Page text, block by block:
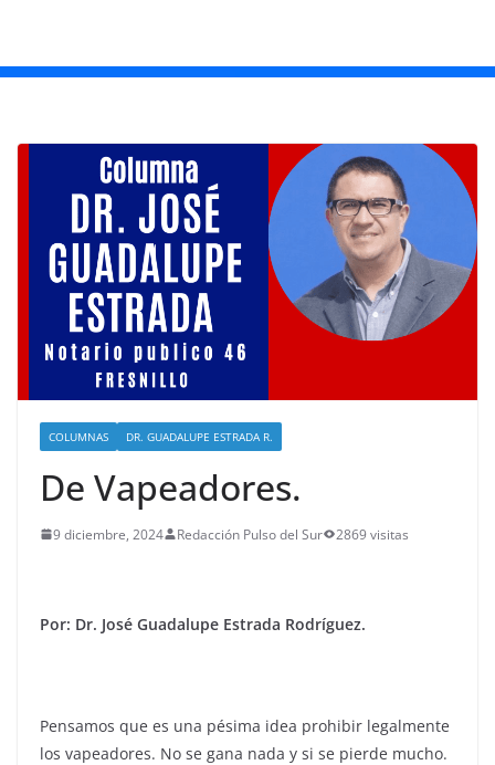
COLUMNAS DR. GUADALUPE ESTRADA R.
De Vapeadores.
9 diciembre, 2024 Redacción Pulso del Sur 2869 visitas
Por: Dr. José Guadalupe Estrada Rodríguez.
Pensamos que es una pésima idea prohibir legalmente
los vapeadores. No se gana nada y si se pierde mucho.